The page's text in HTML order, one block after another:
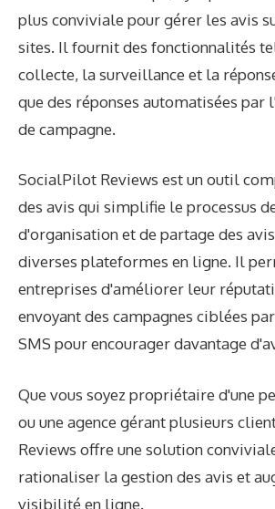
plus conviviale pour gérer les avis
sites. Il fournit des fonctionnalités
collecte, la surveillance et la
que des réponses automatisées par
de campagne.
SocialPilot Reviews est un outil
des avis qui simplifie le processus
d'organisation et de partage des
diverses plateformes en ligne. Il
entreprises d'améliorer leur
envoyant des campagnes ciblées
SMS pour encourager davantage
Que vous soyez propriétaire d'une
ou une agence gérant plusieurs
Reviews offre une solution
rationaliser la gestion des avis et
visibilité en ligne.